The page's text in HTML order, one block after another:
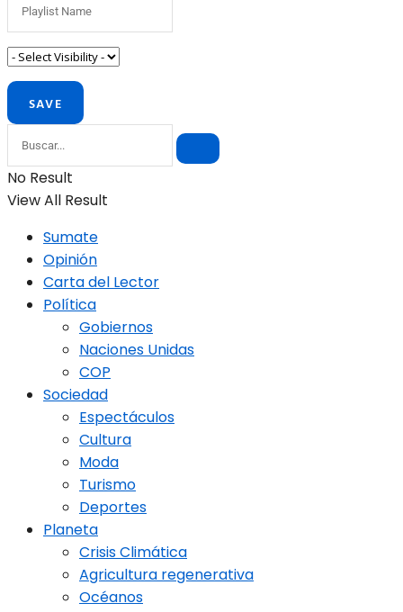
No Result
View All Result
Sumate
Opinión
Carta del Lector
Política
Gobiernos
Naciones Unidas
COP
Sociedad
Espectáculos
Cultura
Moda
Turismo
Deportes
Planeta
Crisis Climática
Agricultura regenerativa
Océanos